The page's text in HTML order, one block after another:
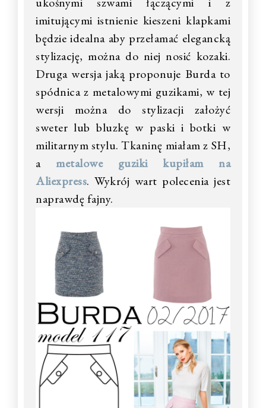
imitującymi istnienie kieszeni klapkami
będzie idealna aby przełamać elegancką
stylizację, można do niej nosić kozaki.
Druga wersja jaką proponuje Burda to
spódnica z metalowymi guzikami, w tej
wersji można do stylizacji założyć
sweter lub bluzkę w paski i botki w
militarnym stylu. Tkaninę miałam z SH,
a metalowe guziki kupiłam na
Aliexpress. Wykrój wart polecenia jest
naprawdę fajny.